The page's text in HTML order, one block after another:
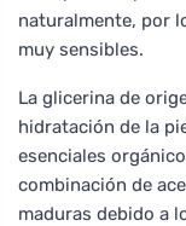
naturalmente, por
muy sensibles.
La glicerina de
hidratación de la
esenciales
combinación de
maduras debido a